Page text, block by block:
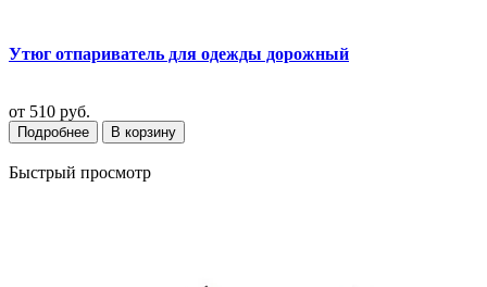
Утюг отпариватель для одежды дорожный
от 510 руб.
Подробнее В корзину
Быстрый просмотр